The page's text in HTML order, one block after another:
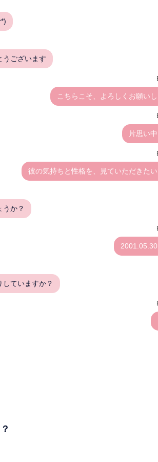
うございます
こちらこそ、よろしくお願いし
片思い
彼の気持ちと性格を、見ていただきたい
うか？
2001.05.30
ていますか？